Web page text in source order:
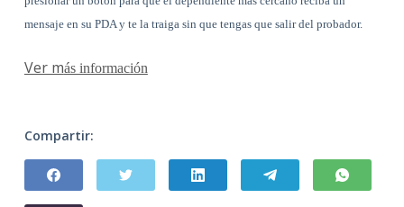
mensaje en su PDA y te la traiga sin que tengas que salir del probador.
Ver más información
Compartir: